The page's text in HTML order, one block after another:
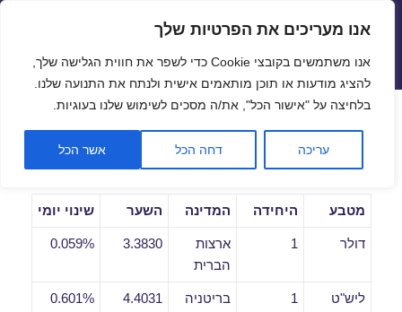
פתח
אנו מעריכים את הפרטיות שלך
אנו משתמשים בקובצי Cookie כדי לשפר את חווית הגלישה שלך,
להציג מודעות או תוכן מותאמים אישית ולנתח את התנועה שלנו.
בלחיצה על "אישור הכל", את/ה מסכים לשימוש שלנו בעוגיות.
עריכה דחה הכל אשר הכל
שערי חליפין יציגים – שער יציג
תפריטים
ווידג'טים
שערי חליפין יומיים לתאריך
12/10/2020
מטבע היחידה המדינה השער שינוי יומי
דולר 1
ארצות
הברית
3.3830
0.059%
ליש"ט 1 בריטניה 4.4031
0.601%